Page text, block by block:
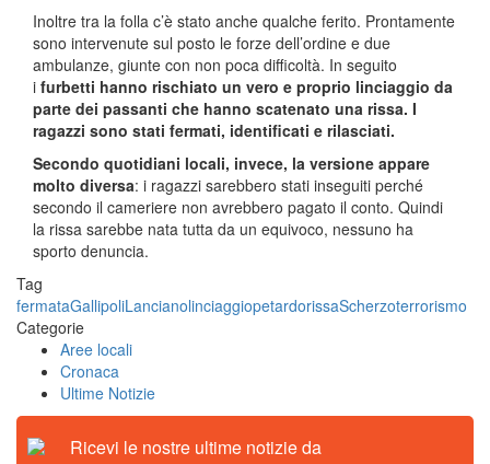
Inoltre tra la folla c’è stato anche qualche ferito. Prontamente
sono intervenute sul posto le forze dell’ordine e due
ambulanze, giunte con non poca difficoltà. In seguito
i furbetti hanno rischiato un vero e proprio linciaggio da
parte dei passanti che hanno scatenato una rissa. I
ragazzi sono stati fermati, identificati e rilasciati.
Secondo quotidiani locali, invece, la versione appare
molto diversa: i ragazzi sarebbero stati inseguiti perché
secondo il cameriere non avrebbero pagato il conto. Quindi
la rissa sarebbe nata tutta da un equivoco, nessuno ha
sporto denuncia.
Tag
fermataGallipoliLancianolinciaggiopetardorissaScherzoterrorismo
Categorie
Aree locali
Cronaca
Ultime Notizie
Ricevi le nostre ultime notizie da